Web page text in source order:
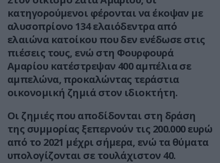
κατηγορούμενοι φέρονται να έκοψαν με
αλυσοπρίονο 134 ελαιόδεντρα από
ελαιώνα κατοίκου που δεν ενέδωσε στις
πιέσεις τους, ενώ στη Φουρφουρά
Αμαρίου κατέστρεψαν 400 αμπέλια σε
αμπελώνα, προκαλώντας τεράστια
οικονομική ζημιά στον ιδιοκτήτη.
Οι ζημιές που αποδίδονται στη δράση
της συμμορίας ξεπερνούν τις 200.000 ευρώ
από το 2021 μέχρι σήμερα, ενώ τα θύματα
υπολογίζονται σε τουλάχιστον 40.